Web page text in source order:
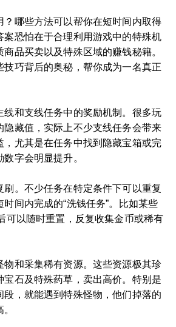
？哪些方法可以帮你在短时间内取得
案恐怕在于合理利用游戏中的特殊机
品买卖以及特殊区域的赚钱秘籍。
技巧背后的奥秘，帮你成为一名真正
线和支线任务中的奖励机制。很多玩
隐藏值，实际上不少支线任务会带来
，尤其是在任务中找到隐藏宝箱或完
字会明显提升。
刷。不少任务在特定条件下可以重复
间内完成的“洗钱任务”。比如某些
可以随时重置，反复收集金币或稀有
物和采集稀有资源。这些资源极其珍
宝石及特殊药草，卖出高价。特别是
段，就能遇到特殊怪物，他们掉落的